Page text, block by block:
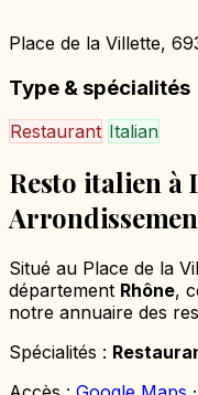
Place de la Villette,
Type & spécialités
Restaurant Italian
Resto italien à
Situé au Place de la
département Rhône,
notre annuaire des
Spécialités :